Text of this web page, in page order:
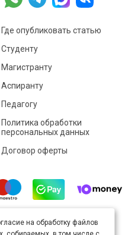
Где опубликовать статью
Студенту
Магистранту
Аспиранту
Педагогу
Политика обработки
персональных данных
Договор оферты
полицензии Creative
на обработку файлов